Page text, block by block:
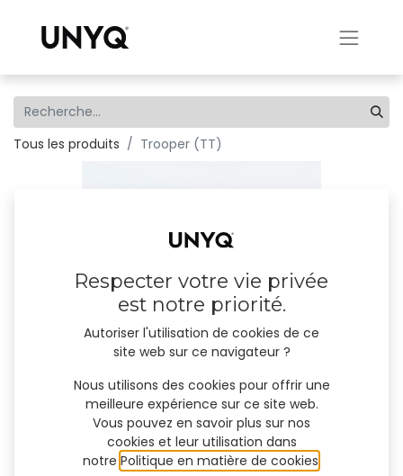
Tous les produits Trooper (TT)
Respecter votre vie privée
est notre priorité.
Autoriser l'utilisation de cookies de ce
site web sur ce navigateur ?
Nous utilisons des cookies pour offrir une
meilleure expérience sur ce site web.
Vous pouvez en savoir plus sur nos
cookies et leur utilisation dans
notre Politique en matière de cookies